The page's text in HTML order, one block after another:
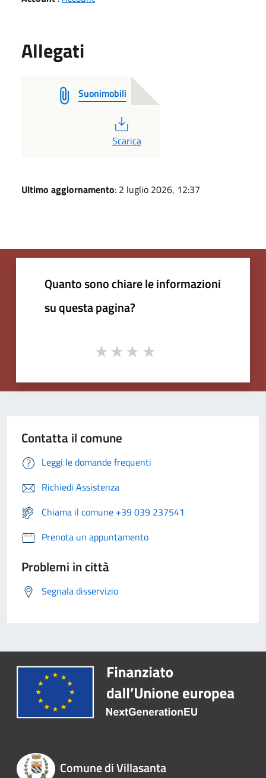
Allegati
Suonimobili
PDF
Scarica
Ultimo aggiornamento: 2 luglio 2026, 12:37
Quanto sono chiare le informazioni
su questa pagina?
Contatta il comune
Leggi le domande frequenti
Richiedi Assistenza
Chiama il comune +39 039 237541
Prenota un appuntamento
Problemi in città
Segnala disservizio
Comune di Villasanta